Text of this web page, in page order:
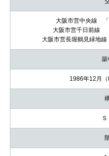
大阪市営中央線
大阪市営千日前線
大阪市営長堀鶴見緑地
築
1986年12月（